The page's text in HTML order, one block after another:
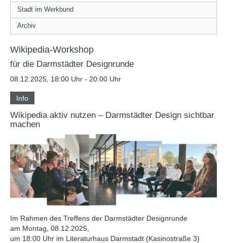
Stadt im Werkbund
Archiv
Wikipedia-Workshop
für die Darmstädter Designrunde
08.12.2025, 18:00 Uhr - 20:00 Uhr
Info
Wikipedia aktiv nutzen – Darmstädter Design sichtbar
machen
Im Rahmen des Treffens der Darmstädter Designrunde
am Montag, 08.12.2025,
um 18:00 Uhr im Literaturhaus Darmstadt (Kasinostraße 3)